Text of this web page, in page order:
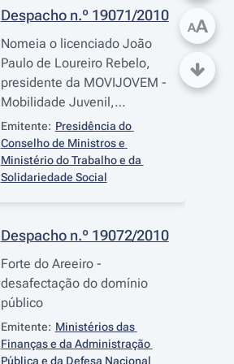
Despacho n.º 19071/2010
Nomeia o licenciado João
Paulo de Loureiro Rebelo,
presidente da MOVIJOVEM -
Mobilidade Juvenil,
Cooperativa de Interesse
Público de Responsabilidade
Limitada
Emitente: Presidência do
Conselho de Ministros e
Ministério do Trabalho e da
Solidariedade Social
Despacho n.º 19072/2010
Forte do Areeiro -
desafectação do domínio
público
Emitente: Ministérios das
Finanças e da Administração
Pública e da Defesa Nacional
AA